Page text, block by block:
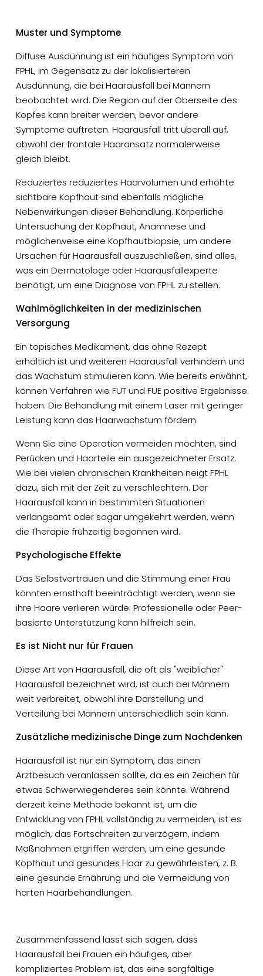
Muster und Symptome
Diffuse Ausdünnung ist ein häufiges Symptom von
FPHL, im Gegensatz zu der lokalisierteren
Ausdünnung, die bei Haarausfall bei Männern
beobachtet wird. Die Region auf der Oberseite des
Kopfes kann breiter werden, bevor andere
Symptome auftreten. Haarausfall tritt überall auf,
obwohl der frontale Haaransatz normalerweise
gleich bleibt.
Reduziertes reduziertes Haarvolumen und erhöhte
sichtbare Kopfhaut sind ebenfalls mögliche
Nebenwirkungen dieser Behandlung. Körperliche
Untersuchung der Kopfhaut, Anamnese und
möglicherweise eine Kopfhautbiopsie, um andere
Ursachen für Haarausfall auszuschließen, sind alles,
was ein Dermatologe oder Haarausfallexperte
benötigt, um eine Diagnose von FPHL zu stellen.
Wahlmöglichkeiten in der medizinischen
Versorgung
Ein topisches Medikament, das ohne Rezept
erhältlich ist und weiteren Haarausfall verhindern und
das Wachstum stimulieren kann. Wie bereits erwähnt,
können Verfahren wie FUT und FUE positive Ergebnisse
haben. Die Behandlung mit einem Laser mit geringer
Leistung kann das Haarwachstum fördern.
Wenn Sie eine Operation vermeiden möchten, sind
Perücken und Haarteile ein ausgezeichneter Ersatz.
Wie bei vielen chronischen Krankheiten neigt FPHL
dazu, sich mit der Zeit zu verschlechtern. Der
Haarausfall kann in bestimmten Situationen
verlangsamt oder sogar umgekehrt werden, wenn
die Therapie frühzeitig begonnen wird.
Psychologische Effekte
Das Selbstvertrauen und die Stimmung einer Frau
könnten ernsthaft beeinträchtigt werden, wenn sie
ihre Haare verlieren würde. Professionelle oder Peer-
basierte Unterstützung kann hilfreich sein.
Es ist Nicht nur für Frauen
Diese Art von Haarausfall, die oft als "weiblicher"
Haarausfall bezeichnet wird, ist auch bei Männern
weit verbreitet, obwohl ihre Darstellung und
Verteilung bei Männern unterschiedlich sein kann.
Zusätzliche medizinische Dinge zum Nachdenken
Haarausfall ist nur ein Symptom, das einen
Arztbesuch veranlassen sollte, da es ein Zeichen für
etwas Schwerwiegenderes sein könnte. Während
derzeit keine Methode bekannt ist, um die
Entwicklung von FPHL vollständig zu vermeiden, ist es
möglich, das Fortschreiten zu verzögern, indem
Maßnahmen ergriffen werden, um eine gesunde
Kopfhaut und gesundes Haar zu gewährleisten, z. B.
eine gesunde Ernährung und die Vermeidung von
harten Haarbehandlungen.
Zusammenfassend lässt sich sagen, dass
Haarausfall bei Frauen ein häufiges, aber
kompliziertes Problem ist, das eine sorgfältige